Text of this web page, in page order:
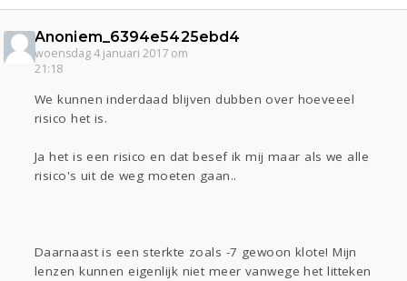
Anoniem_6394e5425ebd4
woensdag 4 januari 2017 om
21:18
We kunnen inderdaad blijven dubben over hoeveeel
risico het is.
Ja het is een risico en dat besef ik mij maar als we alle
risico's uit de weg moeten gaan..
Daarnaast is een sterkte zoals -7 gewoon klote! Mijn
lenzen kunnen eigenlijk niet meer vanwege het litteken